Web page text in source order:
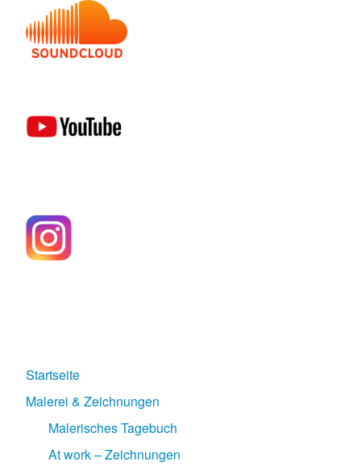
Startseite
Malerei & Zeichnungen
Malerisches Tagebuch
At work – Zeichnungen